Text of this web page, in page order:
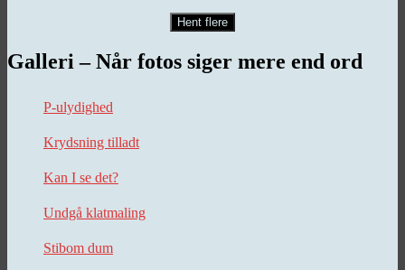
Hent flere
Galleri – Når fotos siger mere end ord
P-ulydighed
Krydsning tilladt
Kan I se det?
Undgå klatmaling
Stibom dum